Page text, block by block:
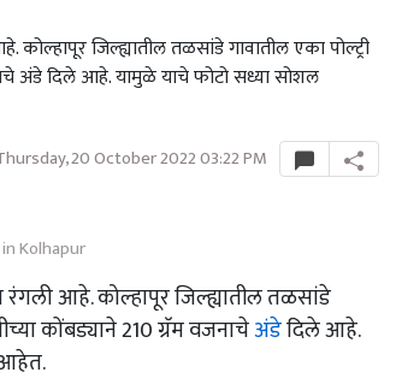
कोल्हापूर जिल्ह्यातील तळसांडे गावातील एका पोल्ट्री
अंडे दिले आहे. यामुळे याचे फोटो सध्या सोशल
20 October 2022 03:22 PM
Kolhapur
रंगली आहे. कोल्हापूर जिल्ह्यातील तळसांडे
कोंबड्याने 210 ग्रॅम वजनाचेअंडेदिले आहे.